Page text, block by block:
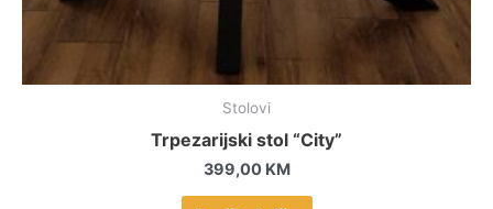
Stolovi
Trpezarijski stol “City”
399,00 KM